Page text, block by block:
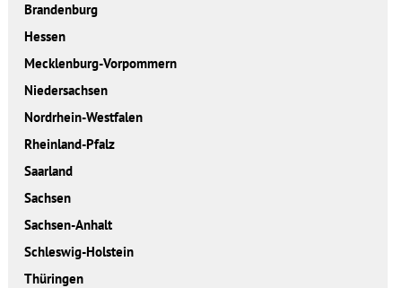
Brandenburg
Hessen
Mecklenburg-Vorpommern
Niedersachsen
Nordrhein-Westfalen
Rheinland-Pfalz
Saarland
Sachsen
Sachsen-Anhalt
Schleswig-Holstein
Thüringen